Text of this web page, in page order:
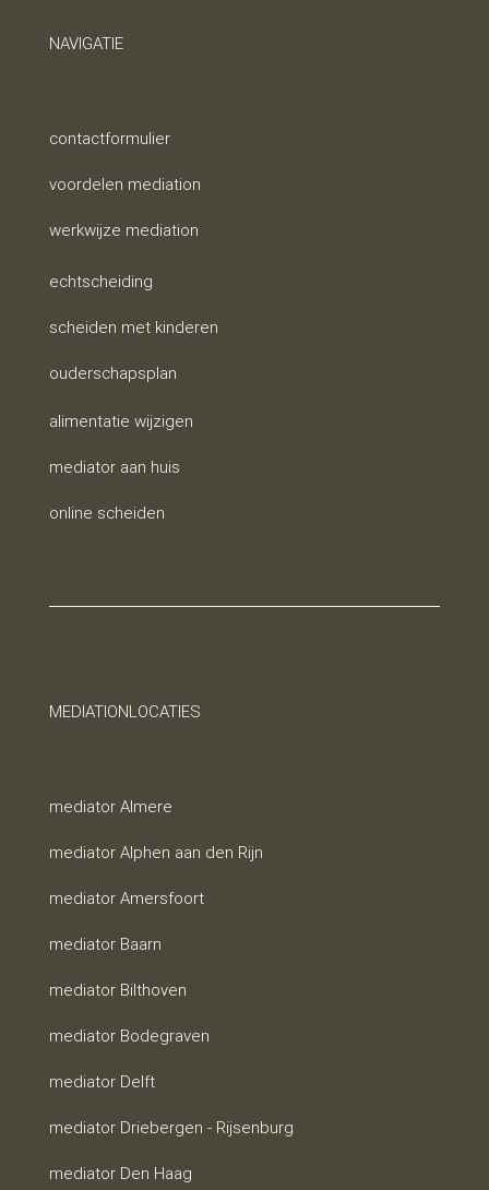
NAVIGATIE
contactformulier
voordelen mediation
werkwijze mediation
echtscheiding
scheiden met kinderen
ouderschapsplan
alimentatie wijzigen
mediator aan huis
online scheiden
MEDIATIONLOCATIES
mediator Almere
mediator Alphen aan den Rijn
mediator Amersfoort
mediator Baarn
mediator Bilthoven
mediator Bodegraven
mediator Delft
mediator Driebergen - Rijsenburg
mediator Den Haag